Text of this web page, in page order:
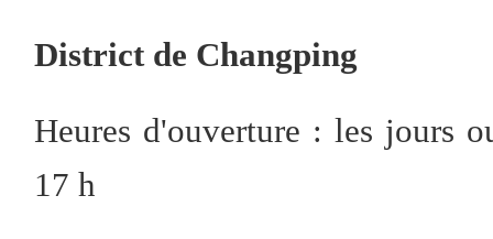
District de Changping
Heures d'ouverture : les jours
17 h